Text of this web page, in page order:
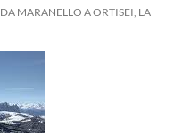
DA MARANELLO A ORTISEI, LA